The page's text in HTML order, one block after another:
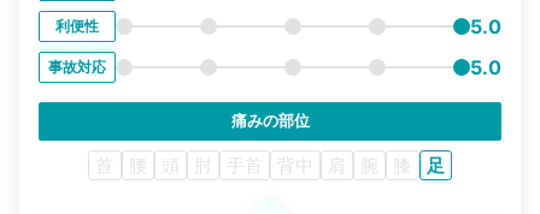
利便性 5.0
事故対応 5.0
痛みの部位
首 腰 頭 肘 手首 背中 肩 腕 膝 足